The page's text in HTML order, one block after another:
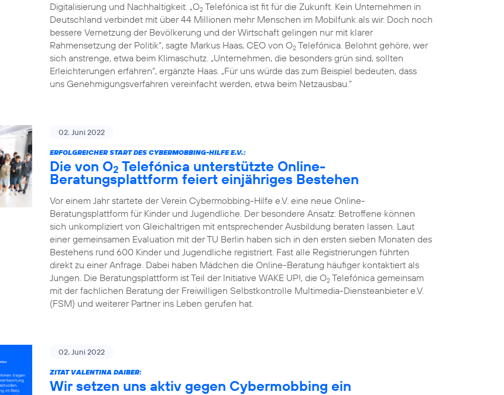
Digitalisierung und Nachhaltigkeit. „O2 Telefónica ist fit für die Zukunft. Kein Unternehmen in
Deutschland verbindet mit über 44 Millionen mehr Menschen im Mobilfunk als wir. Doch noch
bessere Vernetzung der Bevölkerung und der Wirtschaft gelingen nur mit klarer
Rahmensetzung der Politik“, sagte Markus Haas, CEO von O2 Telefónica. Belohnt gehöre, wer
sich anstrenge, etwa beim Klimaschutz. „Unternehmen, die besonders grün sind, sollten
Erleichterungen erfahren“, ergänzte Haas. „Für uns würde das zum Beispiel bedeuten, dass
uns Genehmigungsverfahren vereinfacht werden, etwa beim Netzausbau.“
02. Juni 2022
ERFOLGREICHER START DES CYBERMOBBING-HILFE E.V.:
Die von O2 Telefónica unterstützte Online-
Beratungsplattform feiert einjähriges Bestehen
Vor einem Jahr startete der Verein Cybermobbing-Hilfe e.V. eine neue Online-
Beratungsplattform für Kinder und Jugendliche. Der besondere Ansatz: Betroffene können
sich unkompliziert von Gleichaltrigen mit entsprechender Ausbildung beraten lassen. Laut
einer gemeinsamen Evaluation mit der TU Berlin haben sich in den ersten sieben Monaten des
Bestehens rund 600 Kinder und Jugendliche registriert. Fast alle Registrierungen führten
direkt zu einer Anfrage. Dabei haben Mädchen die Online-Beratung häufiger kontaktiert als
Jungen. Die Beratungsplattform ist Teil der Initiative WAKE UP!, die O2 Telefónica gemeinsam
mit der fachlichen Beratung der Freiwilligen Selbstkontrolle Multimedia-Diensteanbieter e.V.
(FSM) und weiterer Partner ins Leben gerufen hat.
02. Juni 2022
ZITAT VALENTINA DAIBER:
Wir setzen uns aktiv gegen Cybermobbing ein